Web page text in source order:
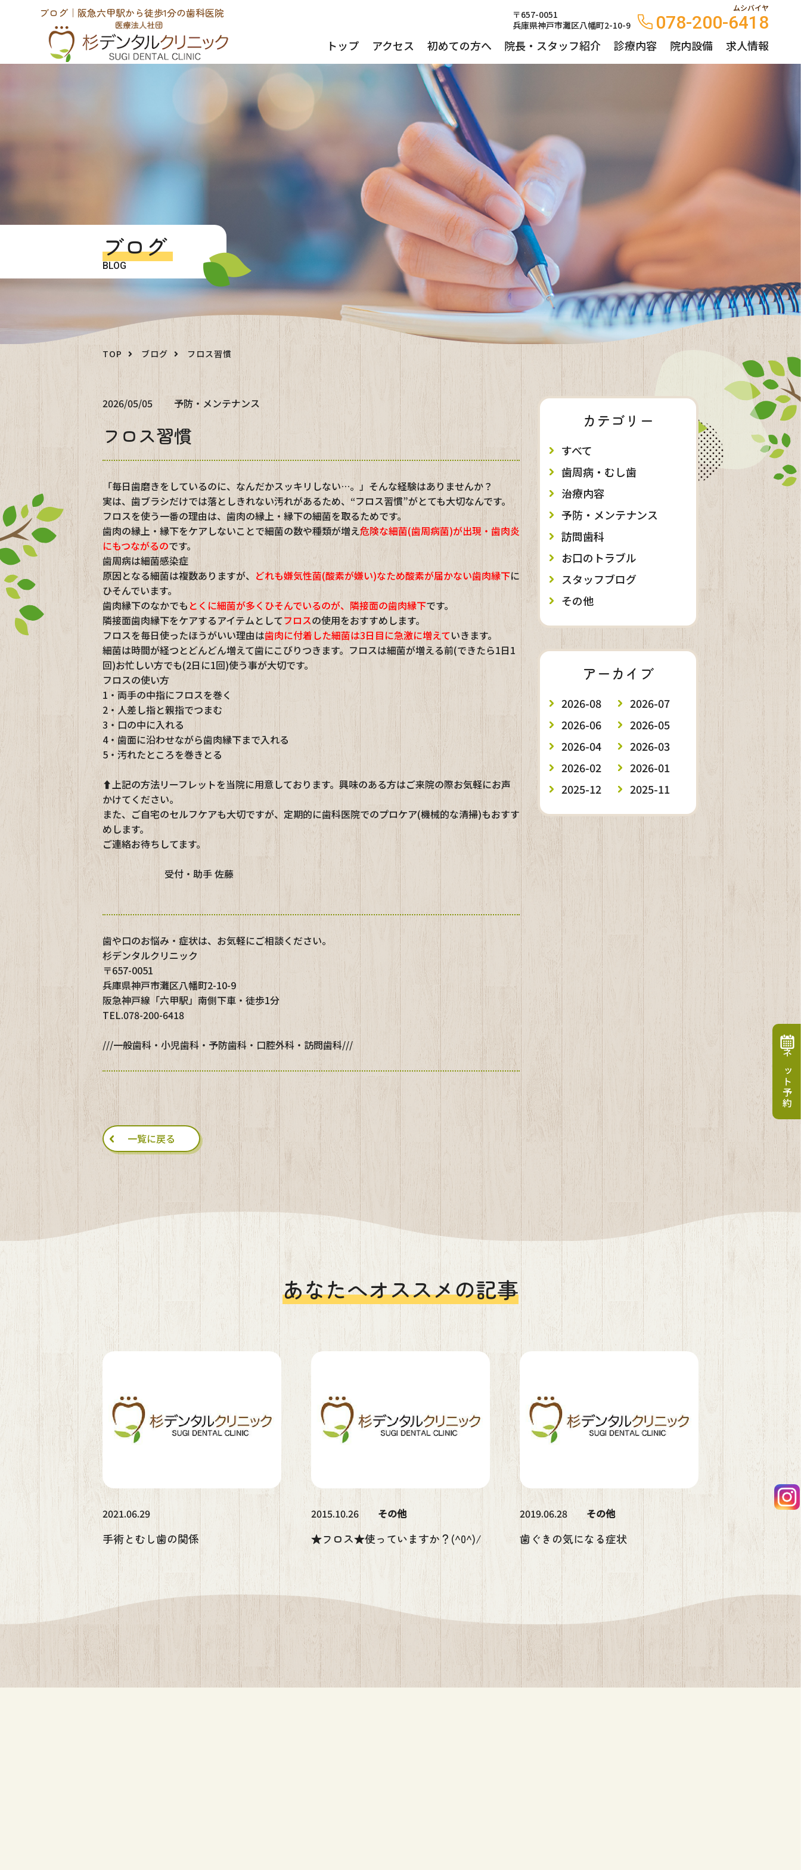
ブログ｜阪急六甲駅から徒歩1分の歯科医院
〒657-0051
兵庫県神戸市灘区八幡町2-10-9
ムシバイヤ
078-200-6418
トップ アクセス 初めての方へ 院長・スタッフ紹介 診療内容 院内設備 求人情報
ブログ
BLOG
TOP ブログ フロス習慣
2026/05/05 予防・メンテナンス
フロス習慣
「毎日歯磨きをしているのに、なんだかスッキリしない…。」そんな経験はありませんか？
実は、歯ブラシだけでは落としきれない汚れがあるため、“フロス習慣”がとても大切なんです。
フロスを使う一番の理由は、歯肉の縁上・縁下の細菌を取るためです。
歯肉の縁上・縁下をケアしないことで細菌の数や種類が増え危険な細菌(歯周病菌)が出現・歯肉炎
にもつながるのです。
歯周病は細菌感染症
原因となる細菌は複数ありますが、 どれも嫌気性菌(酸素が嫌い)なため酸素が届かない歯肉縁下に
ひそんでいます。
歯肉縁下のなかでも とくに細菌が多くひそんでいるのが、隣接面の歯肉縁下です。
隣接面歯肉縁下をケアするアイテムとしてフロスの使用をおすすめします。
フロスを毎日使ったほうがいい理由は歯肉に付着した細菌は3日目に急激に増えていきます。
細菌は時間が経つとどんどん増えて歯にこびりつきます。フロスは細菌が増える前(できたら1日1
回)お忙しい方でも(2日に1回)使う事が大切です。
フロスの使い方
1・両手の中指にフロスを巻く
2・人差し指と親指でつまむ
3・口の中に入れる
4・歯面に沿わせながら歯肉縁下まで入れる
5・汚れたところを巻きとる
⬆上記の方法リーフレットを当院に用意しております。興味のある方はご来院の際お気軽にお声
かけてください。
また、ご自宅のセルフケアも大切ですが、定期的に歯科医院でのプロケア(機械的な清掃)もおすす
めします。
ご連絡お待ちしてます。
受付・助手 佐藤
歯や口のお悩み・症状は、お気軽にご相談ください。
杉デンタルクリニック
〒657-0051
兵庫県神戸市灘区八幡町2-10-9
阪急神戸線「六甲駅」南側下車・徒歩1分
TEL.078-200-6418
///一般歯科・小児歯科・予防歯科・口腔外科・訪問歯科///
一覧に戻る
カテゴリー
すべて
歯周病・むし歯
治療内容
予防・メンテナンス
訪問歯科
お口のトラブル
スタッフブログ
その他
アーカイブ
2026-08
2026-07
2026-06
2026-05
2026-04
2026-03
2026-02
2026-01
2025-12
2025-11
あなたへオススメの記事
2021.06.29
手術とむし歯の関係
2015.10.26 その他
★フロス★使っていますか？(^0^)/
2019.06.28 その他
歯ぐきの気になる症状
ネット予約